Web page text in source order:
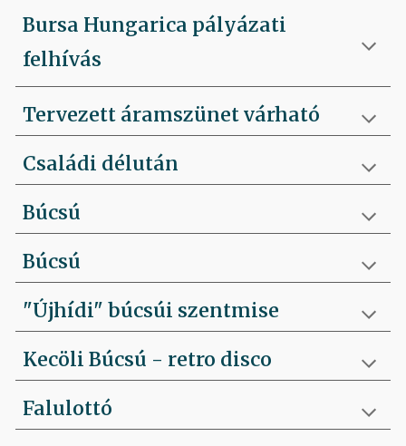
Bursa Hungarica pályázati
felhívás
Tervezett áramszünet várható
Családi délután
Búcsú
Búcsú
"Újhídi" búcsúi szentmise
Kecöli Búcsú - retro disco
Falulottó